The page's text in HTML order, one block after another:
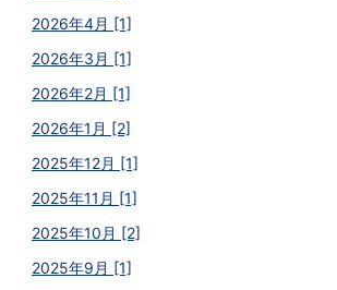
2026年4月 [1]
2026年3月 [1]
2026年2月 [1]
2026年1月 [2]
2025年12月 [1]
2025年11月 [1]
2025年10月 [2]
2025年9月 [1]